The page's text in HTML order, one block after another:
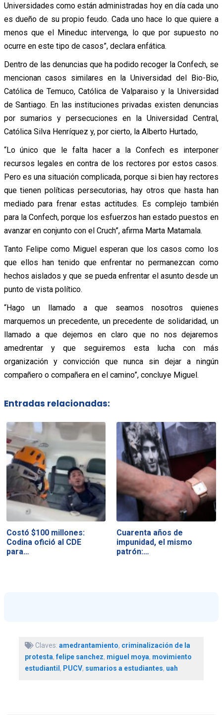
Universidades como están administradas hoy en día cada uno
es dueño de su propio feudo. Cada uno hace lo que quiere a
menos que el Mineduc intervenga, lo que por supuesto no
ocurre en este tipo de casos”, declara enfática.
Dentro de las denuncias que ha podido recoger la Confech, se
mencionan casos similares en la Universidad del Bio-Bio,
Católica de Temuco, Católica de Valparaiso y la Universidad
de Santiago. En las instituciones privadas existen denuncias
por sumarios y persecuciones en la Universidad Central,
Católica Silva Henríquez y, por cierto, la Alberto Hurtado,
“Lo único que le falta hacer a la Confech es interponer
recursos legales en contra de los rectores por estos casos.
Pero es una situación complicada, porque si bien hay rectores
que tienen políticas persecutorias, hay otros que hasta han
mediado para frenar estas actitudes. Es complejo también
para la Confech, porque los esfuerzos han estado puestos en
avanzar en conjunto con el Cruch”, afirma Marta Matamala.
Tanto Felipe como Miguel esperan que los casos como los
que ellos han tenido que enfrentar no permanezcan como
hechos aislados y que se pueda enfrentar el asunto desde un
punto de vista político.
“Hago un llamado a que seamos nosotros quienes
marquemos un precedente, un precedente de solidaridad, un
llamado a que dejemos en claro que no nos dejaremos
amedrentar y que seguiremos esta lucha con más
organización y convicción que nunca sin dejar a ningún
compañero o compañera en el camino”, concluye Miguel.
Entradas relacionadas:
Costó $100 millones:
Codina ofició al CDE
para…
Cuarenta años de
impunidad, el mismo
patrón:…
Claves: amedrantamiento, criminalización de la
protesta,felipe sanchez, miguel moya, movimiento
estudiantil , PUCV, sumarios a estudiantes, uah